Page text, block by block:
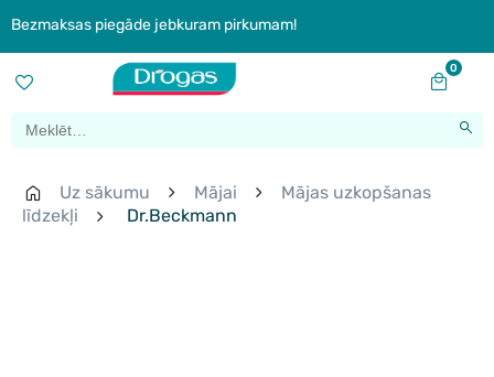
Bezmaksas piegāde jebkuram pirkumam!
0
Uz sākumu Mājai
Mājas uzkopšanas
līdzekļi
Dr.Beckmann